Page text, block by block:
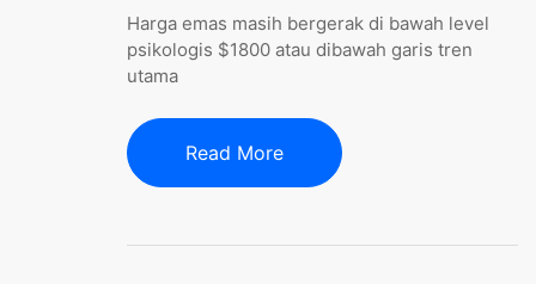
Harga emas masih bergerak di bawah level
psikologis $1800 atau dibawah garis tren
utama
Read More